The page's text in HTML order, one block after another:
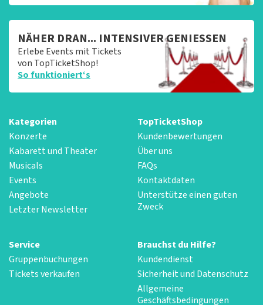
NÄHER DRAN... INTENSIVER GENIESSEN
Erlebe Events mit Tickets
von TopTicketShop!
So funktioniert‘s
Kategorien
Konzerte
Kabarett und Theater
Musicals
Events
Angebote
Letzter Newsletter
TopTicketShop
Kundenbewertungen
Über uns
FAQs
Kontaktdaten
Unterstütze einen guten
Zweck
Service
Gruppenbuchungen
Tickets verkaufen
Brauchst du Hilfe?
Kundendienst
Sicherheit und Datenschutz
Allgemeine
Geschäftsbedingungen